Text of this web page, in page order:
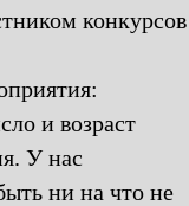
конкурсов
и возраст
У нас
ни на что не